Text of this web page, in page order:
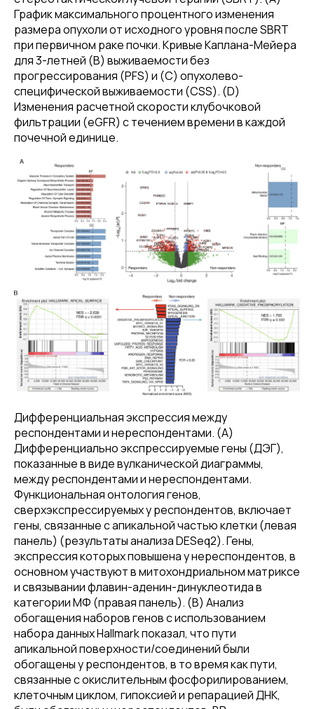
График максимального процентного изменения
размера опухоли от исходного уровня после SBRT
при первичном раке почки. Кривые Каплана-Мейера
для 3-летней (B) выживаемости без
прогрессирования (PFS) и (C) опухолево-
специфической выживаемости (CSS). (D)
Изменения расчетной скорости клубочковой
фильтрации (eGFR) с течением времени в каждой
почечной единице.
Дифференциальная экспрессия между
респондентами и нереспондентами. (A)
Дифференциально экспрессируемые гены (ДЭГ),
показанные в виде вулканической диаграммы,
между респондентами и нереспондентами.
Функциональная онтология генов,
сверхэкспрессируемых у респондентов, включает
гены, связанные с апикальной частью клетки (левая
панель) (результаты анализа DESeq2). Гены,
экспрессия которых повышена у нереспондентов, в
основном участвуют в митохондриальном матриксе
и связывании флавин-аденин-динуклеотида в
категории МФ (правая панель). (B) Анализ
обогащения наборов генов с использованием
набора данных Hallmark показал, что пути
апикальной поверхности/соединений были
обогащены у респондентов, в то время как пути,
связанные с окислительным фосфорилированием,
клеточным циклом, гипоксией и репарацией ДНК,